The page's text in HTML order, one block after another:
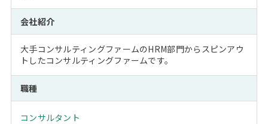
会社紹介
大手コンサルティングファームのHRM部門からスピンアウ
トしたコンサルティングファームです。
職種
コンサルタント